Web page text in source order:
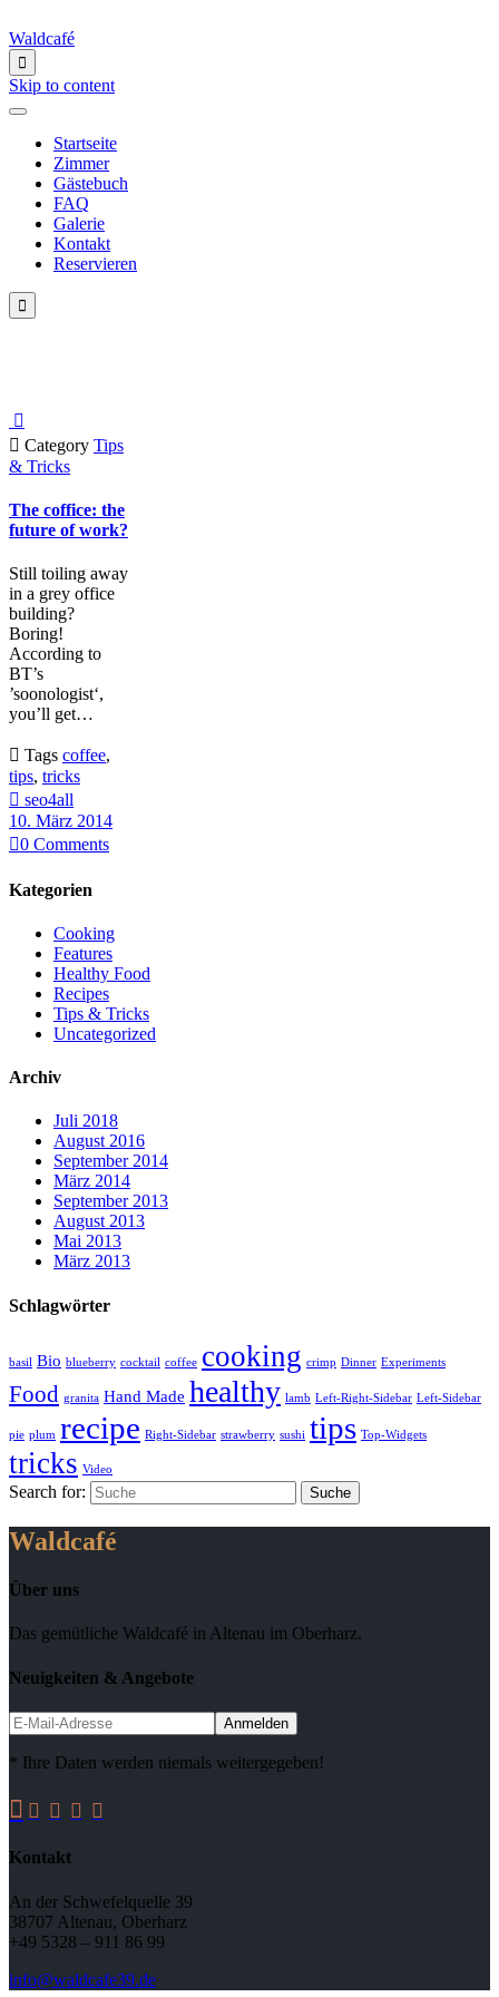
Waldcafé

Skip to content
Startseite
Zimmer
Gästebuch
FAQ
Galerie
Kontakt
Reservieren


 Category Tips
& Tricks
The coffice: the
future of work?
Still toiling away
in a grey office
building?
Boring!
According to
BT’s
’soonologist‘,
you’ll get…
 Tags coffee,
tips, tricks
 seo4all
10. März 2014
0 Comments
Kategorien
Cooking
Features
Healthy Food
Recipes
Tips & Tricks
Uncategorized
Archiv
Juli 2018
August 2016
September 2014
März 2014
September 2013
August 2013
Mai 2013
März 2013
Schlagwörter
basil Bio blueberry cocktail coffee cooking crimp Dinner Experiments
Food granita Hand Made healthy lamb Left-Right-Sidebar Left-Sidebar
pie plum recipe Right-Sidebar strawberry sushi tips Top-Widgets
tricks Video
Search for:
Waldcafé
Über uns
Das gemütliche Waldcafé in Altenau im Oberharz.
Neuigkeiten & Angebote
* Ihre Daten werden niemals weitergegeben!
    
Kontakt
An der Schwefelquelle 39
38707 Altenau, Oberharz
+49 5328 – 911 86 99
info@waldcafe39.de